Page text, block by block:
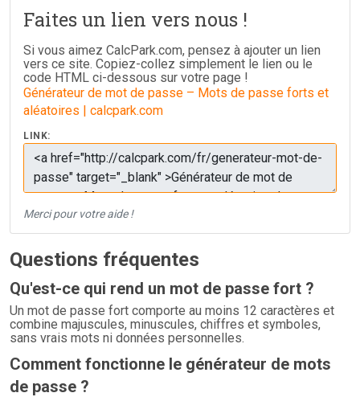
Faites un lien vers nous !
Si vous aimez CalcPark.com, pensez à ajouter un lien
vers ce site. Copiez-collez simplement le lien ou le
code HTML ci-dessous sur votre page !
Générateur de mot de passe – Mots de passe forts et
aléatoires | calcpark.com
LINK:
Merci pour votre aide !
Questions fréquentes
Qu'est-ce qui rend un mot de passe fort ?
Un mot de passe fort comporte au moins 12 caractères et
combine majuscules, minuscules, chiffres et symboles,
sans vrais mots ni données personnelles.
Comment fonctionne le générateur de mots
de passe ?